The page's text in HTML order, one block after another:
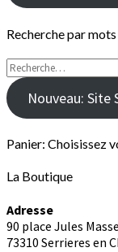
Recherche par
Rechercher :
Nouveau: Site
Panier: Choisissez
La Boutique
Adresse
90 place Jules Masse
73310 Serrieres en